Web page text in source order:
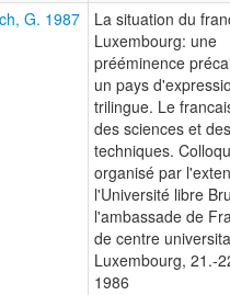
G. 1987
La situation du
Luxembourg: une
prééminence
un pays
trilingue. Le
des sciences et des
techniques.
organisé par
l'Université libre
l'ambassade de
de centre
Luxembourg, 21.-
1986